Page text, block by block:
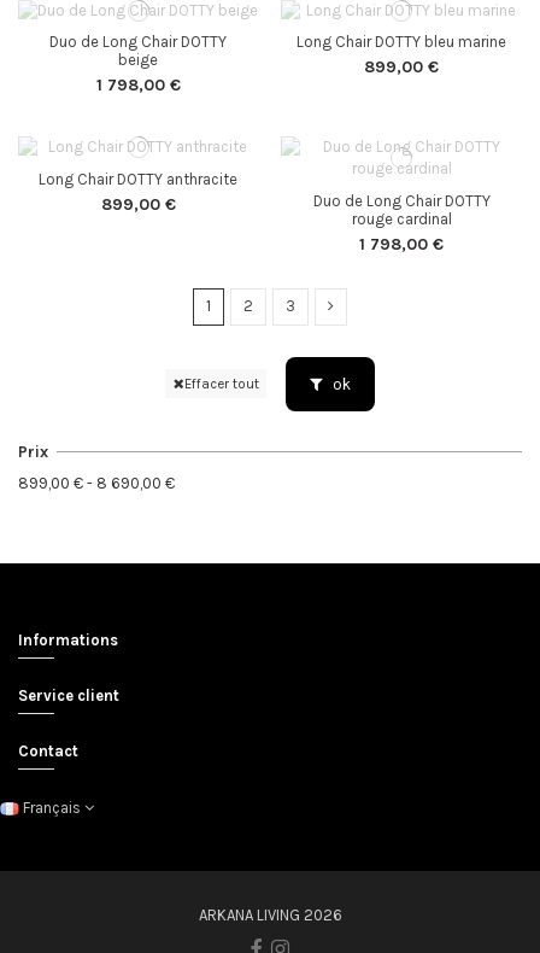
Duo de Long Chair DOTTY
beige
1 798,00 €
Long Chair DOTTY bleu marine
899,00 €
Long Chair DOTTY anthracite
899,00 €
Duo de Long Chair DOTTY
rouge cardinal
1 798,00 €
1 2 3
Effacer tout ok
Prix
899,00 € - 8 690,00 €
Informations
Service client
Contact
Français
ARKANA LIVING 2026